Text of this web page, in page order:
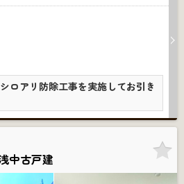
アリ防除工事を実施してお引き
中古戸建